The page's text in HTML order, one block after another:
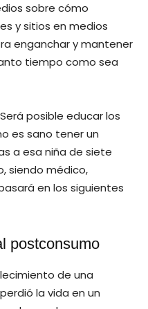
sobre cómo
y sitios en medios
enganchar y mantener
tiempo como sea
posible educar los
es sano tener un
a esa niña de siete
siendo médico,
en los siguientes
postconsumo
de una
la vida en un